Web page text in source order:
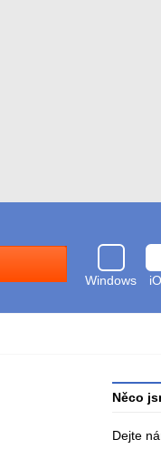
Windows
Něco
Dejte